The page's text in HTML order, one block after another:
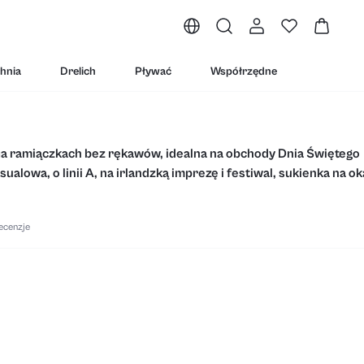
Drelich Pływać Współrzędne
ramiączkach bez rękawów, idealna na obchody Dnia Świętego
o linii A, na irlandzką imprezę i festiwal, sukienka na